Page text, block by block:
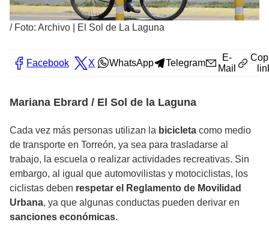
/ Foto: Archivo | El Sol de La Laguna
Facebook X WhatsApp Telegram
E-
Mail
Mariana Ebrard / El Sol de la Laguna
Cada vez más personas utilizan la bicicleta como medio
de transporte en Torreón, ya sea para trasladarse al
trabajo, la escuela o realizar actividades recreativas. Sin
embargo, al igual que automovilistas y motociclistas, los
ciclistas deben respetar el Reglamento de Movilidad
Urbana, ya que algunas conductas pueden derivar en
sanciones económicas.